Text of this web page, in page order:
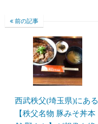
前の記事
西武秩父(埼玉県)にある
【秩父名物 豚みそ丼本